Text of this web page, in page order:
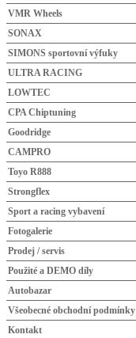
VMR Wheels
SONAX
SIMONS sportovní výfuky
ULTRA RACING
LOWTEC
CPA Chiptuning
Goodridge
CAMPRO
Toyo R888
Strongflex
Sport a racing vybavení
Fotogalerie
Prodej / servis
Použité a DEMO díly
Autobazar
Všeobecné obchodní podmínky
Kontakt